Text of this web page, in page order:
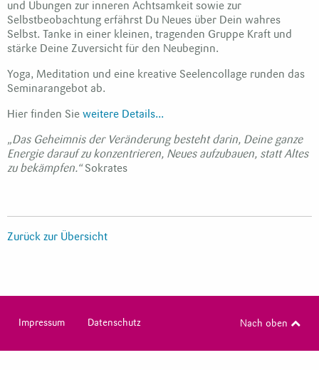
und Übungen zur inneren Achtsamkeit sowie zur
Selbstbeobachtung erfährst Du Neues über Dein wahres
Selbst. Tanke in einer kleinen, tragenden Gruppe Kraft und
stärke Deine Zuversicht für den Neubeginn.
Yoga, Meditation und eine kreative Seelencollage runden das
Seminarangebot ab.
Hier finden Sie weitere Details...
„Das Geheimnis der Veränderung besteht darin, Deine ganze
Energie darauf zu konzentrieren, Neues aufzubauen, statt Altes
zu bekämpfen.“Sokrates
Zurück zur Übersicht
Impressum Datenschutz Nach oben